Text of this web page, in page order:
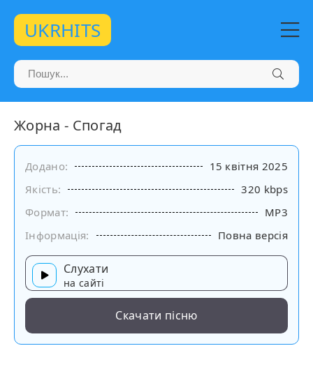
UKRHITS
Жорна - Спогад
Додано:
15 квітня 2025
Якість:
320 kbps
Формат:
MP3
Інформація:
Повна версія
Слухати
на сайті
Скачати пісню